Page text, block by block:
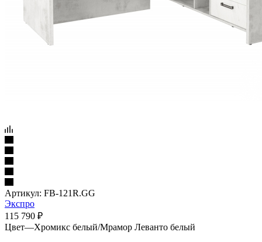
Артикул: FB-121R.GG
Экспро
115 790 ₽
Цвет—Хромикс белый/Мрамор Леванто белый